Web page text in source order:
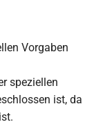
Vorgaben
speziellen
ist, da